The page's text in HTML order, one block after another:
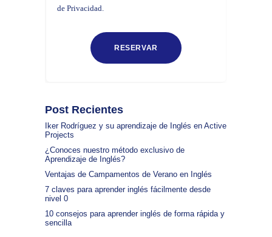
de Privacidad.
Post Recientes
Iker Rodríguez y su aprendizaje de Inglés en Active
Projects
¿Conoces nuestro método exclusivo de
Aprendizaje de Inglés?
Ventajas de Campamentos de Verano en Inglés
7 claves para aprender inglés fácilmente desde
nivel 0
10 consejos para aprender inglés de forma rápida y
sencilla